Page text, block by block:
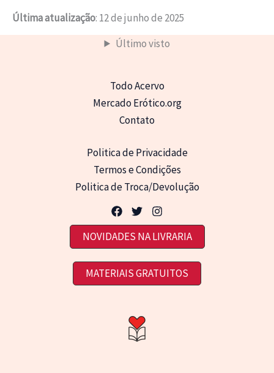
Última atualização: 12 de junho de 2025
Último visto
Todo Acervo
Mercado Erótico.org
Contato
Politica de Privacidade
Termos e Condições
Politica de Troca/Devolução
NOVIDADES NA LIVRARIA
MATERIAIS GRATUITOS